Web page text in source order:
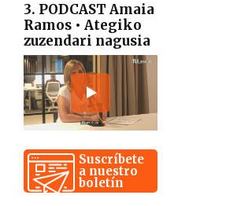
3. PODCAST Amaia
Ramos • Ategiko
zuzendari nagusia
Suscríbete
a nuestro
boletín